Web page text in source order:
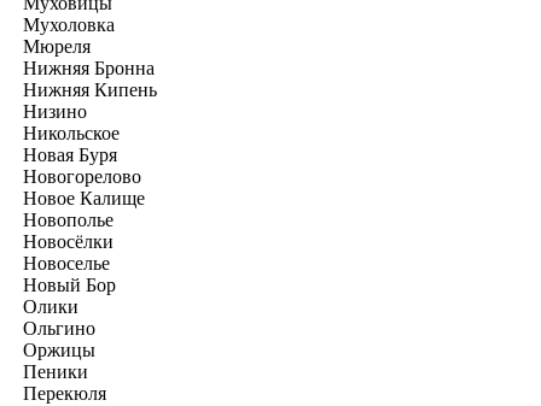
Мухоловка
Мюреля
Нижняя Бронна
Нижняя Кипень
Низино
Никольское
Новая Буря
Новогорелово
Новое Калище
Новополье
Новосёлки
Новоселье
Новый Бор
Олики
Ольгино
Оржицы
Пеники
Перекюля